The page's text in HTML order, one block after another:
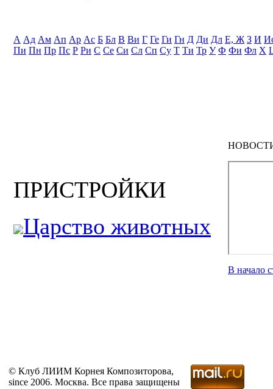
А Ад Ам Ап Ар Ас Б Бл В Ви Г Ге Ги Гн Д Ди Дл Е, Ж З И
Пи Пн Пр Пс Р Ри С Се Си Сл Сп Су Т Ти Тр У Ф Фи Фл Х
ПРИСТРОЙКИ
Царство животных
В начало
© Клуб ЛИИМ Корнея Композиторова,
since 2006. Москва. Все права защищены